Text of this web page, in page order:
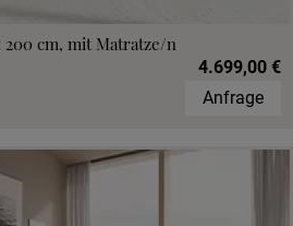
200 cm, mit Matratze/n
4.699,00 €
Anfrage